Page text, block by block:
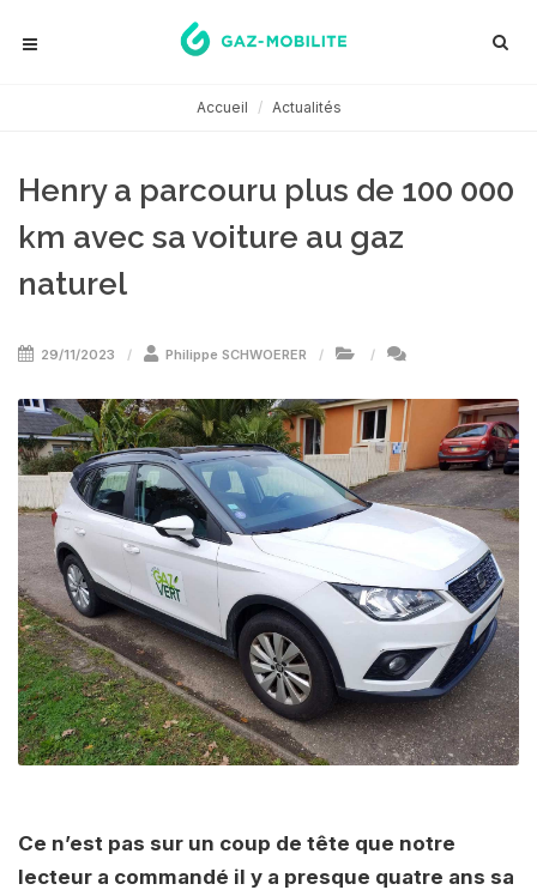
Accueil Actualités
Henry a parcouru plus de 100 000
km avec sa voiture au gaz
naturel
29/11/2023 Philippe SCHWOERER
Ce n’est pas sur un coup de tête que notre
lecteur a commandé il y a presque quatre ans sa